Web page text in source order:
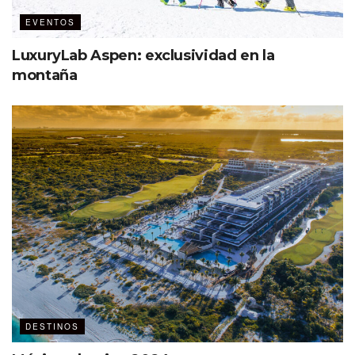
Lisette Sierra Ramos
, Cintermex
David Manllo, OCV Monterrey
Mauricio Magdaleno
Monterrey
Jorge Arizmendi, Trade Show Factory
Hugo Lozano, Airó
Julio César Bojórquez, Amprofec nacional
La importancia del CONAM 2026 radica en la posibilidad
de promover a Monterrey como destino de reuniones a
nivel nacional, incrementando las posibilidades de atraer,
e inspirar la creación y desarrollo de nuevos eventos.
EVENTOS
LuxuryLab Aspen: exclusividad en la
montaña
DESTINOS